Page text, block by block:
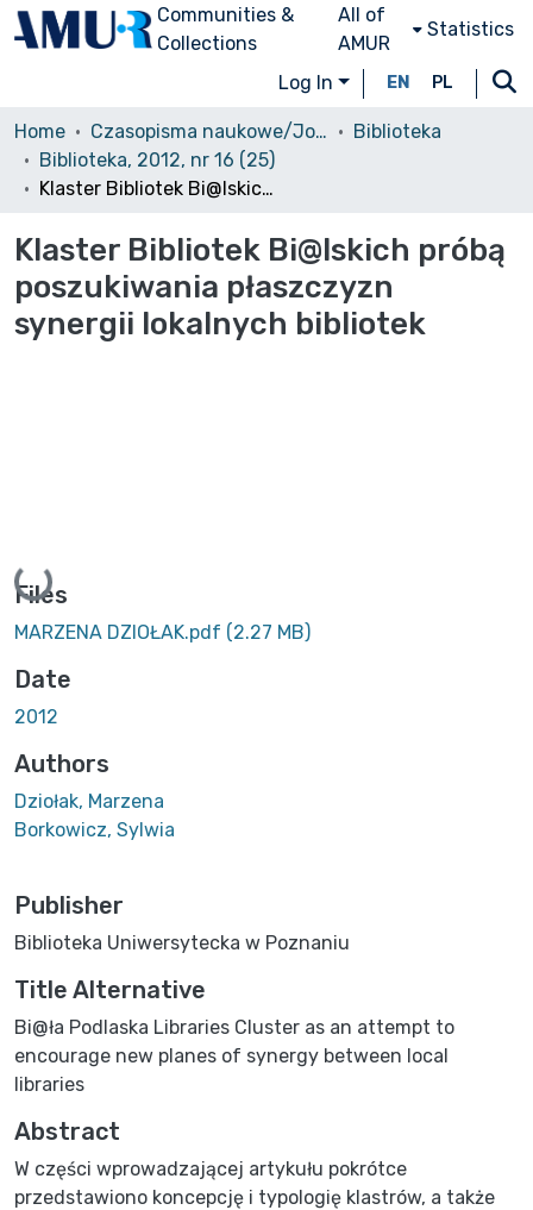
Communities &
Collections
All of
AMUR
Statistics
Log In EN PL
Home Czasopisma naukowe/Journals
Biblioteka
Biblioteka, 2012, nr 16 (25)
Klaster Bibliotek Bi@lskich próbą poszukiwania płaszczyzn synergii lokalnych bibliotek
Klaster Bibliotek Bi@lskich próbą
poszukiwania płaszczyzn
synergii lokalnych bibliotek
Loading...
Files
MARZENA DZIOŁAK.pdf (2.27 MB)
Date
2012
Authors
Dziołak, Marzena
Borkowicz, Sylwia
Publisher
Biblioteka Uniwersytecka w Poznaniu
Title Alternative
Bi@ła Podlaska Libraries Cluster as an attempt to
encourage new planes of synergy between local
libraries
Abstract
W części wprowadzającej artykułu pokrótce
przedstawiono koncepcję i typologię klastrów, a także